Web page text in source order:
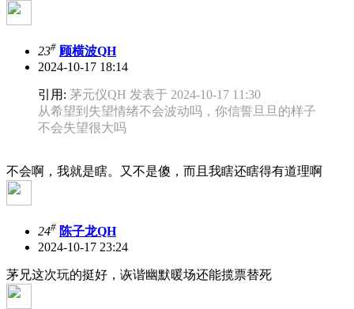
23# 顾横波QH
2024-10-17 18:14
引用: 茅元仪QH 发表于 2024-10-17 11:30
从希望到失望情绪不会波动吗，你信誓旦旦的样子
不会失望很大吗
不会啊，我就是瞎。又不是傻，而且我瞎还瞎得有道理啊
24# 陈子龙QH
2024-10-17 23:24
茅兄这次玩的挺好，诙谐幽默暖场还能揽票替死